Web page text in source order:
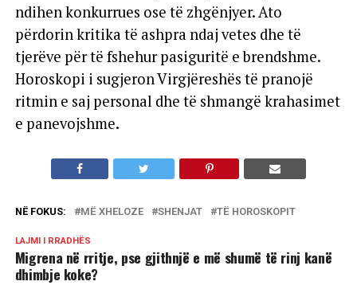
ndihen konkurrues ose të zhgënjyer. Ato
përdorin kritika të ashpra ndaj vetes dhe të
tjerëve për të fshehur pasiguritë e brendshme.
Horoskopi i sugjeron Virgjëreshës të pranojë
ritmin e saj personal dhe të shmangë krahasimet
e panevojshme.
NË FOKUS: MË XHELOZE SHENJAT TË HOROSKOPIT
LAJMI I RRADHËS
Migrena në rritje, pse gjithnjë e më shumë të rinj kanë
dhimbje koke?